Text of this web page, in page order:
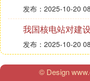
发布：2025-10-20
我国核电站对建
发布：2025-10-20
© Design